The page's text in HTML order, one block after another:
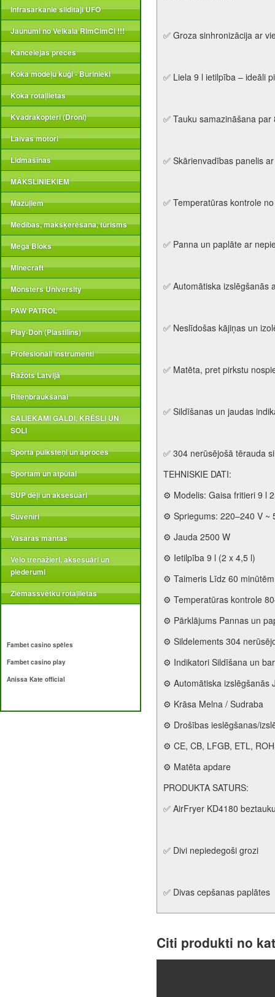
Infrasarkanie sildītāji UFO
Jaunumi no Veikala RimCimCi !!!
Kancelejas preces
Koka modeļu kuģi - Burinieki
Koka rotaļlietas
Kvadrakopteri (Droni)
Laivas motori
Lidmašīnas
MĀKSLINIEKIEM
Mazuļiem
Medības, makšķerēšana, tūrisms
Mega Bloks
Minecraft
Monsters University
PAW PATROL
Play-Doh (Plastilīns)
Profesionāli instrumenti
Ražots Latvijā
Riteņbraukšanai
SALIEKAMI GALDI, KRĒSLI UN
SOLI
Sporta pulksteņi un aproces
Sportam un atpūtai
SUP dēļi un aksesuāri
Suvenīri
Vasaras mantas
Velo trenažieri, aksesuāri un
piederumi
Ziemassvētku rotaļlietas
Fambet casino spēles
Fambet casino play
Anissa Kate official
✅ Groza sinhronizācija ar
✅ Liela 9 l ietilpība – ideāli
✅ Tauku samazināšana
✅ Skārienvadības panelis
✅ Temperatūras kontrole
✅ Panna un paplāte ar
✅ Automātiska
✅ Neslīdošas kājiņas un
✅ Matēta, pret pirkstu
✅ Sildīšanas un jaudas
✅ 304 nerūsējošā tērauda
TEHNISKIE DATI:
⚙️ Modelis: Gaisa fritieri 9 l
⚙️ Spriegums: 220–240 V ~
⚙️ Jauda 2500 W
⚙️ Ietilpība 9 l (2 x 4,5 l)
⚙️ Taimeris Līdz 60 minūtēm
⚙️ Temperatūras kontrole
⚙️ Pārklājums Pannas un
⚙️ Sildelements 304
⚙️ Indikatori Sildīšana un
⚙️ Automātiska izslēgšanās
⚙️ Krāsa Melna / Sudraba
⚙️ Drošības ieslēgšanas/
⚙️ CE, CB, LFGB, ETL,
⚙️ Matēta apdare
PRODUKTA SATURS:
✅ AirFryer KD4180
✅ Divi nepiedegoši grozi
✅ Divas cepšanas paplātes
Citi produkti no